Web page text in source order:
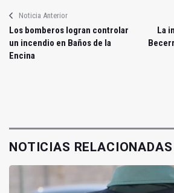
Noticia Anterior
Los bomberos logran controlar
un incendio en Baños de la
Encina
La
NOTICIAS RELACIONADAS